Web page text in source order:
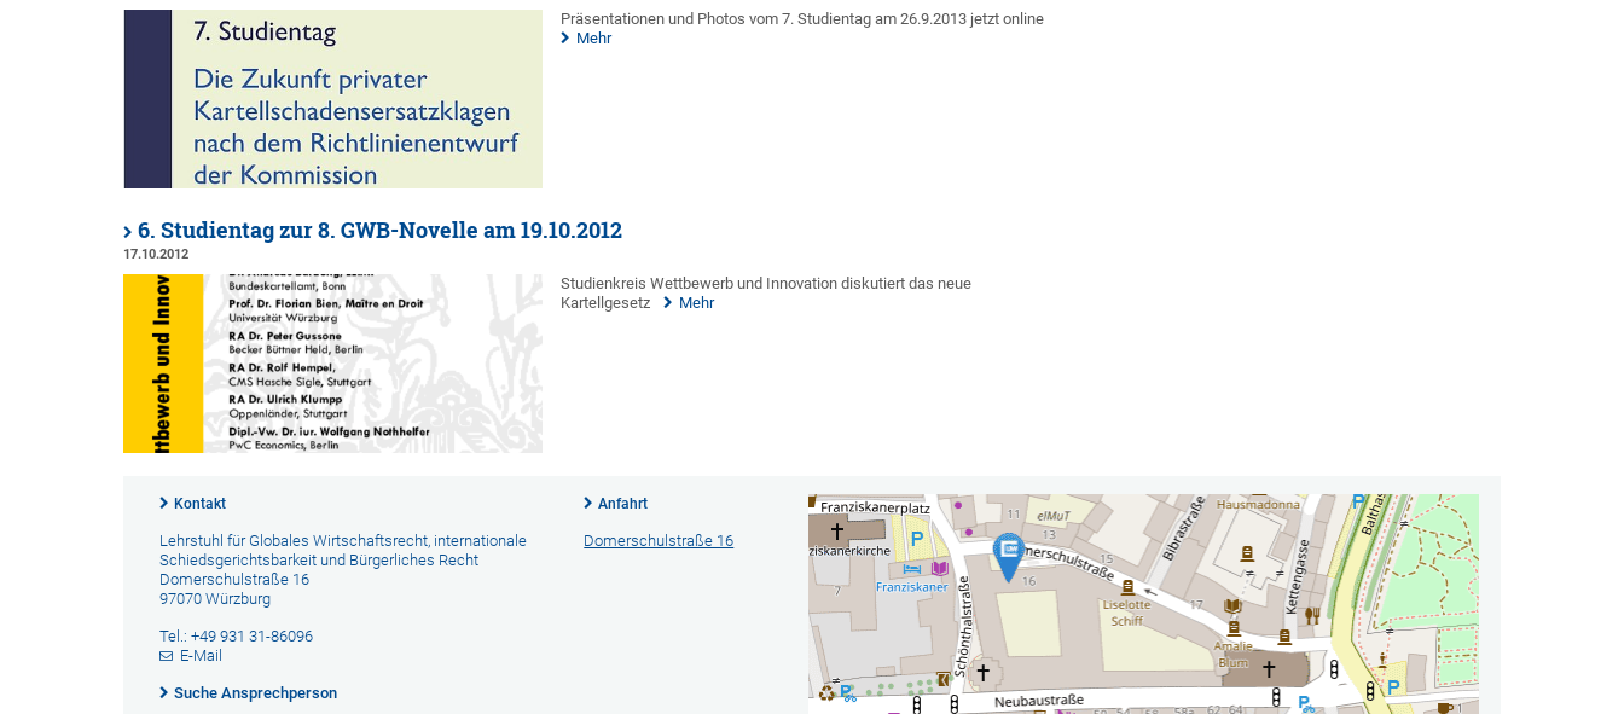
Präsentationen und Photos vom 7. Studientag am 26.9.2013 jetzt online
Mehr
6. Studientag zur 8. GWB-Novelle am 19.10.2012
17.10.2012
Studienkreis Wettbewerb und Innovation diskutiert das neue
Kartellgesetz
Mehr
Kontakt
Lehrstuhl für Globales Wirtschaftsrecht, internationale
Schiedsgerichtsbarkeit und Bürgerliches Recht
Domerschulstraße 16
97070 Würzburg
Tel.: +49 931 31-86096
E-Mail
Suche Ansprechperson
Anfahrt
Domerschulstraße 16